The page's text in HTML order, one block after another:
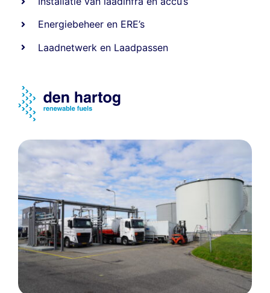
Energiebeheer en ERE’s
Laadnetwerk en Laadpassen